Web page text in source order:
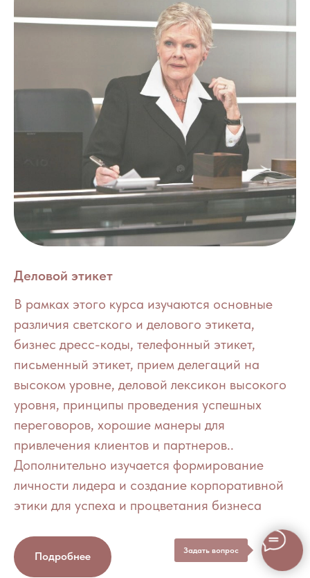
Задать вопрос
Деловой этикет
В рамках этого курса изучаются основные
различия светского и делового этикета,
бизнес дресс-коды, телефонный этикет,
письменный этикет, прием делегаций на
высоком уровне, деловой лексикон высокого
уровня, принципы проведения успешных
переговоров, хорошие манеры для
привлечения клиентов и партнеров..
Дополнительно изучается формирование
личности лидера и создание корпоративной
этики для успеха и процветания бизнеса
Подробнее